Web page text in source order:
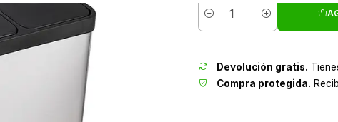
Cantidad
Devolución gratis.
Compra protegida.